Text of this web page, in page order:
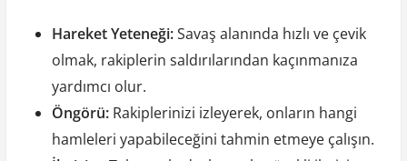
Hareket Yeteneği:Savaş alanında hızlı ve çevik
olmak, rakiplerin saldırılarından kaçınmanıza
yardımcı olur.
Öngörü:Rakiplerinizi izleyerek, onların hangi
hamleleri yapabileceğini tahmin etmeye çalışın.